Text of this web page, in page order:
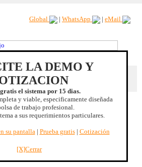
Global | WhatsApp | eMail
LA DEMO Y
el sistema por 15 dias.
y viable, especificamente diseñada
de trabajo profesional.
a sus requerimientos particulares.
su pantalla| Prueba gratis| Cotización
[X]Cerrar
de la inversion en el primer año. |
beneficios
San Pedro Sula, La
Comayagua, Tela, Puerto
etc. )